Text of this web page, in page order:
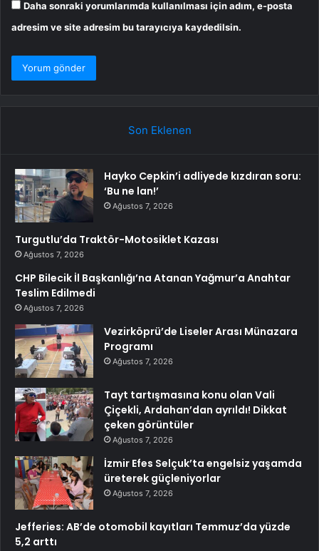
Daha sonraki yorumlarımda kullanılması için adım, e-posta
adresim ve site adresim bu tarayıcıya kaydedilsin.
Son Eklenen
Hayko Cepkin’i adliyede kızdıran soru:
‘Bu ne lan!’
Ağustos 7, 2026
Turgutlu’da Traktör-Motosiklet Kazası
Ağustos 7, 2026
CHP Bilecik İl Başkanlığı’na Atanan Yağmur’a Anahtar
Teslim Edilmedi
Ağustos 7, 2026
Vezirköprü’de Liseler Arası Münazara
Programı
Ağustos 7, 2026
Tayt tartışmasına konu olan Vali
Çiçekli, Ardahan’dan ayrıldı! Dikkat
çeken görüntüler
Ağustos 7, 2026
İzmir Efes Selçuk’ta engelsiz yaşamda
üreterek güçleniyorlar
Ağustos 7, 2026
Jefferies: AB’de otomobil kayıtları Temmuz’da yüzde
5,2 arttı